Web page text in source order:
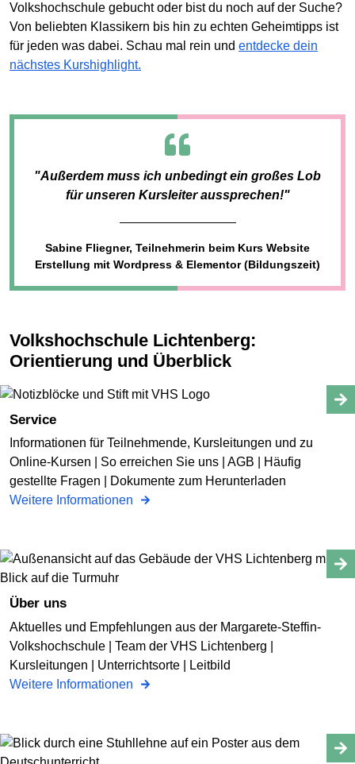
Volkshochschule gebucht oder bist du noch auf der Suche?
Von beliebten Klassikern bis hin zu echten Geheimtipps ist
für jeden was dabei. Schau mal rein und entdecke dein
nächstes Kurshighlight.
"Außerdem muss ich unbedingt ein großes Lob
für unseren Kursleiter aussprechen!"
Sabine Fliegner, Teilnehmerin beim Kurs Website
Erstellung mit Wordpress & Elementor (Bildungszeit)
Volkshochschule Lichtenberg:
Orientierung und Überblick
Service
Informationen für Teilnehmende, Kursleitungen und zu
Online-Kursen | So erreichen Sie uns | AGB | Häufig
gestellte Fragen | Dokumente zum Herunterladen
Weitere Informationen
Über uns
Aktuelles und Empfehlungen aus der Margarete-Steffin-
Volkshochschule | Team der VHS Lichtenberg |
Kursleitungen | Unterrichtsorte | Leitbild
Weitere Informationen